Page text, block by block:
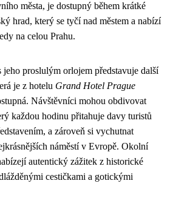
města, je dostupný během krátké
hrad, který se tyčí nad městem a nabízí
na celou Prahu.
jeho proslulým orlojem představuje další
je z hotelu Grand Hotel Prague
Návštěvníci mohou obdivovat
každou hodinu přitahuje davy turistů
a zároveň si vychutnat
náměstí v Evropě. Okolní
autentický zážitek z historické
cestičkami a gotickými